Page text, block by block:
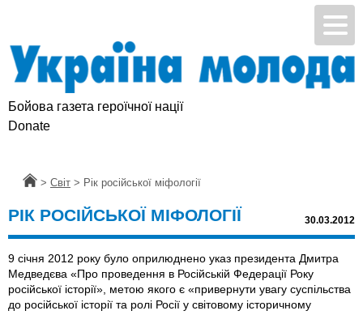
Бойова газета героїчної нації
Donate
Головна
> Світ > Рік російської міфології
РІК РОСІЙСЬКОЇ МІФОЛОГІЇ 30.03.2012
9 січня 2012 року було оприлюднено указ президента Дмитра
Медведєва «Про проведення в Російській Федерації Року
російської історії», метою якого є «привернути увагу суспільства
до російської історії та ролі Росії у світовому історичному